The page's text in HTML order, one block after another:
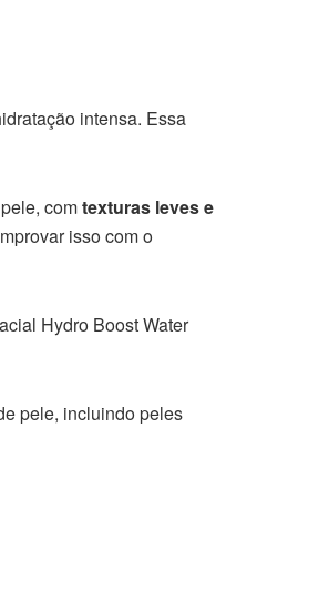
intensa. Essa
comtexturas leves e
isso com o
Hydro Boost Water
pele, incluindo peles